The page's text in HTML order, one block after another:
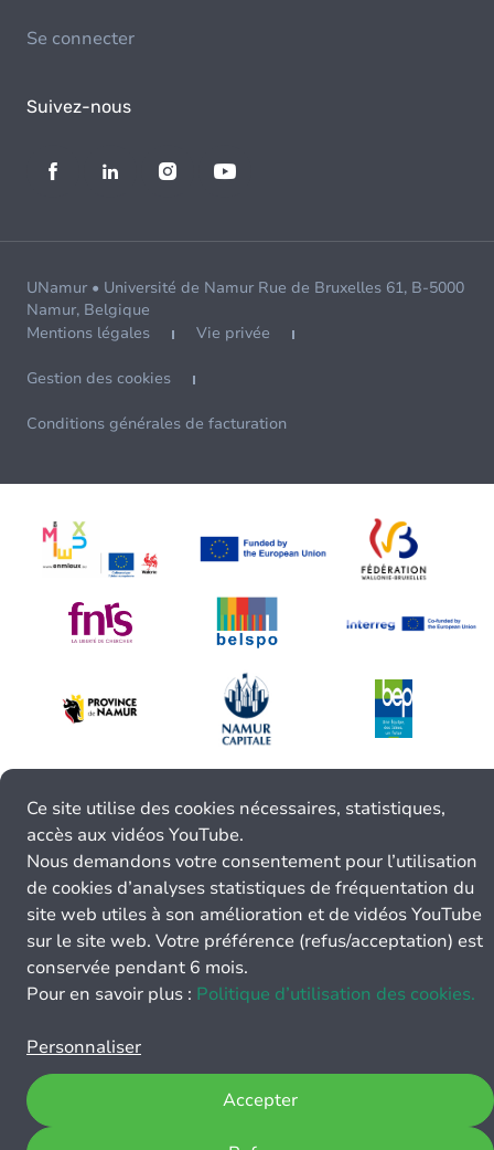
Se connecter
Suivez-nous
UNamur • Université de Namur Rue de Bruxelles 61, B-5000
Namur, Belgique
Mentions légales
Vie privée
Gestion des cookies
Conditions générales de facturation
Ce site utilise des cookies nécessaires, statistiques,
accès aux vidéos YouTube.
Nous demandons votre consentement pour l’utilisation
de cookies d’analyses statistiques de fréquentation du
site web utiles à son amélioration et de vidéos YouTube
sur le site web. Votre préférence (refus/acceptation) est
conservée pendant 6 mois.
Pour en savoir plus : Politique d’utilisation des cookies.
Personnaliser
Accepter